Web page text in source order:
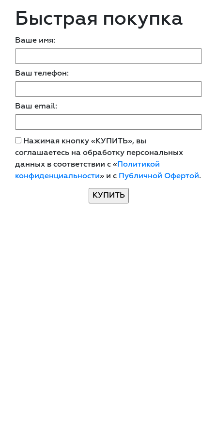
Быстрая покупка
Ваше имя:
Ваш телефон:
Ваш email:
Нажимая кнопку «КУПИТЬ», вы
соглашаетесь на обработку персональных
данных в соответствии с «Политикой
конфиденциальности» и с Публичной Офертой.